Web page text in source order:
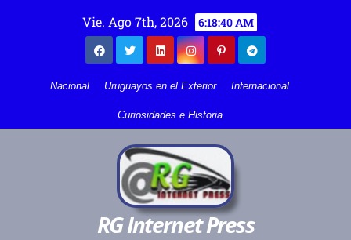
Vie. Ago 7th, 2026 6:18:40 AM
Nacional Uruguayos en el Exterior Internacional
Curiosidades e Historia
RG Internet Press